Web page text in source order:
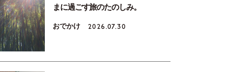
まに過ごす旅のたのしみ。
おでかけ 2026.07.30